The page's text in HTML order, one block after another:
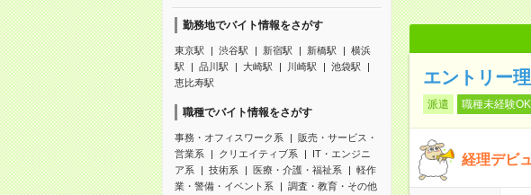
勤務地でバイト情報をさがす
東京駅 渋谷駅 新宿駅 新橋駅
横浜
駅
品川駅 大崎駅 川崎駅
池袋駅
恵比寿駅
職種でバイト情報をさがす
事務・オフィスワーク系
販売・サービス・
営業系
クリエイティブ系
IT・エンジニ
ア系
技術系 医療・介護・福祉系
軽作
業・警備・イベント系
調査・教育・その他
エントリー
派遣 職種未経験OK
経理デビ